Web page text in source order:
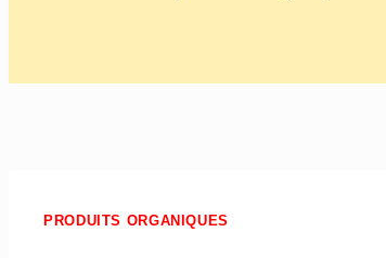
PRODUITS ORGANIQUES